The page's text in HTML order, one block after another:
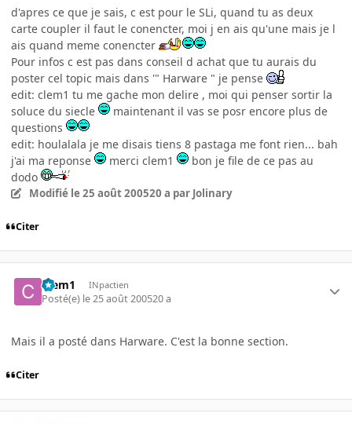
d'apres ce que je sais, c est pour le SLi, quand tu as deux
carte coupler il faut le conencter, moi j en ais qu'une mais je l
ais quand meme conencter
Pour infos c est pas dans conseil d achat que tu aurais du
poster cel topic mais dans '" Harware " je pense
edit: clem1 tu me gache mon delire , moi qui penser sortir la
soluce du siecle
maintenant il vas se posr encore plus de
questions
edit: houlalala je me disais tiens 8 pastaga me font rien... bah
j'ai ma reponse
merci clem1
bon je file de ce pas au
dodo
Modifié le 25 août 200520 a par Jolinary
Citer
Clem1 INpactien
Posté(e) le 25 août 200520 a
Mais il a posté dans Harware. C'est la bonne section.
Citer